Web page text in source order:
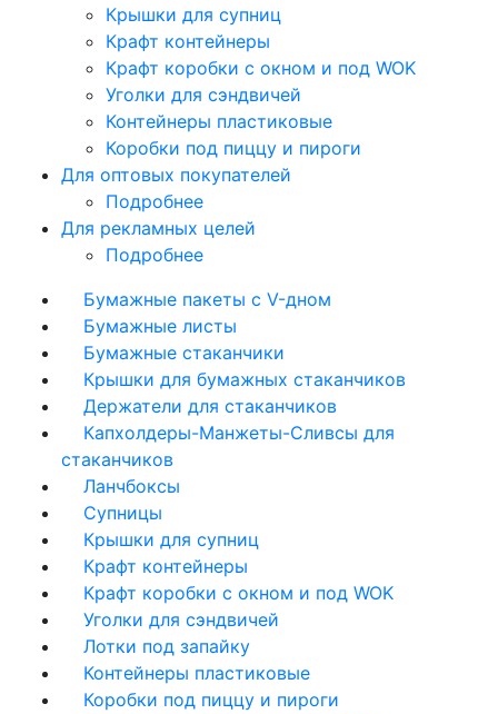
Крышки для супниц
Крафт контейнеры
Крафт коробки с окном и под WOK
Уголки для сэндвичей
Контейнеры пластиковые
Коробки под пиццу и пироги
Для оптовых покупателей
Подробнее
Для рекламных целей
Подробнее
Бумажные пакеты с V-дном
Бумажные листы
Бумажные стаканчики
Крышки для бумажных стаканчиков
Держатели для стаканчиков
Капхолдеры-Манжеты-Сливсы для
стаканчиков
Ланчбоксы
Супницы
Крышки для супниц
Крафт контейнеры
Крафт коробки с окном и под WOK
Уголки для сэндвичей
Лотки под запайку
Контейнеры пластиковые
Коробки под пиццу и пироги